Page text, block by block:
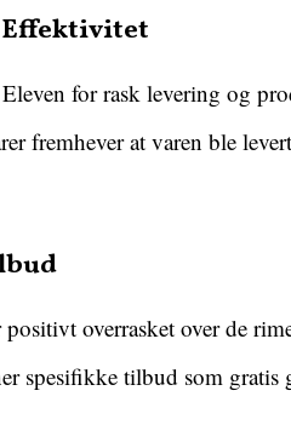
Effektivitet
for rask levering og
fremhever at varen ble
overrasket over de
spesifikke tilbud som